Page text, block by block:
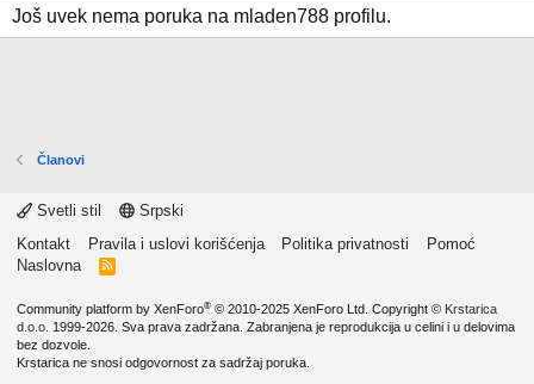
Još uvek nema poruka na mladen788 profilu.
Članovi
Svetli stil
Srpski
Kontakt
Pravila i uslovi korišćenja Politika privatnosti
Pomoć
Naslovna
R
Community platform by XenForo® © 2010-2025 XenForo Ltd. Copyright © Krstarica
d.o.o. 1999-2026. Sva prava zadržana. Zabranjena je reprodukcija u celini i u delovima
bez dozvole.
Krstarica ne snosi odgovornost za sadržaj poruka.